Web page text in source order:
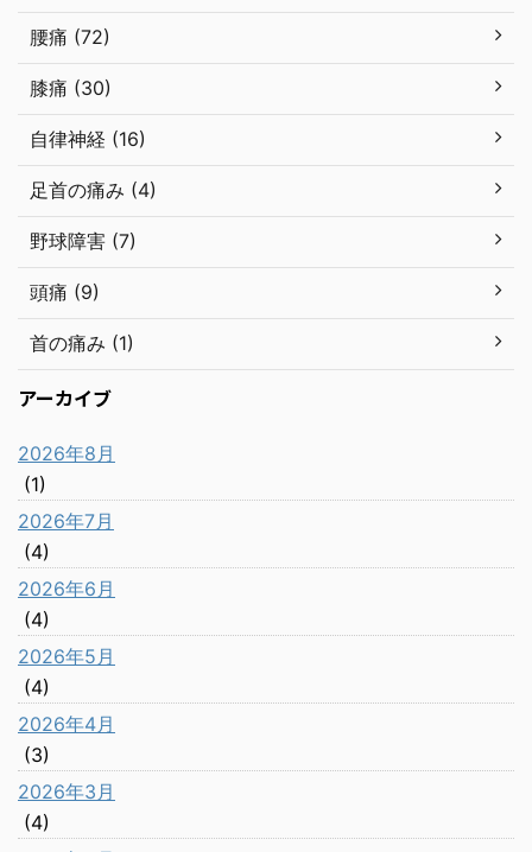
腰痛 (72)
膝痛 (30)
自律神経 (16)
足首の痛み (4)
野球障害 (7)
頭痛 (9)
首の痛み (1)
アーカイブ
2026年8月
(1)
2026年7月
(4)
2026年6月
(4)
2026年5月
(4)
2026年4月
(3)
2026年3月
(4)